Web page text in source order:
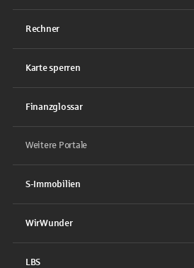
Rechner
Karte sperren
Finanzglossar
Weitere Portale
S-Immobilien
WirWunder
LBS